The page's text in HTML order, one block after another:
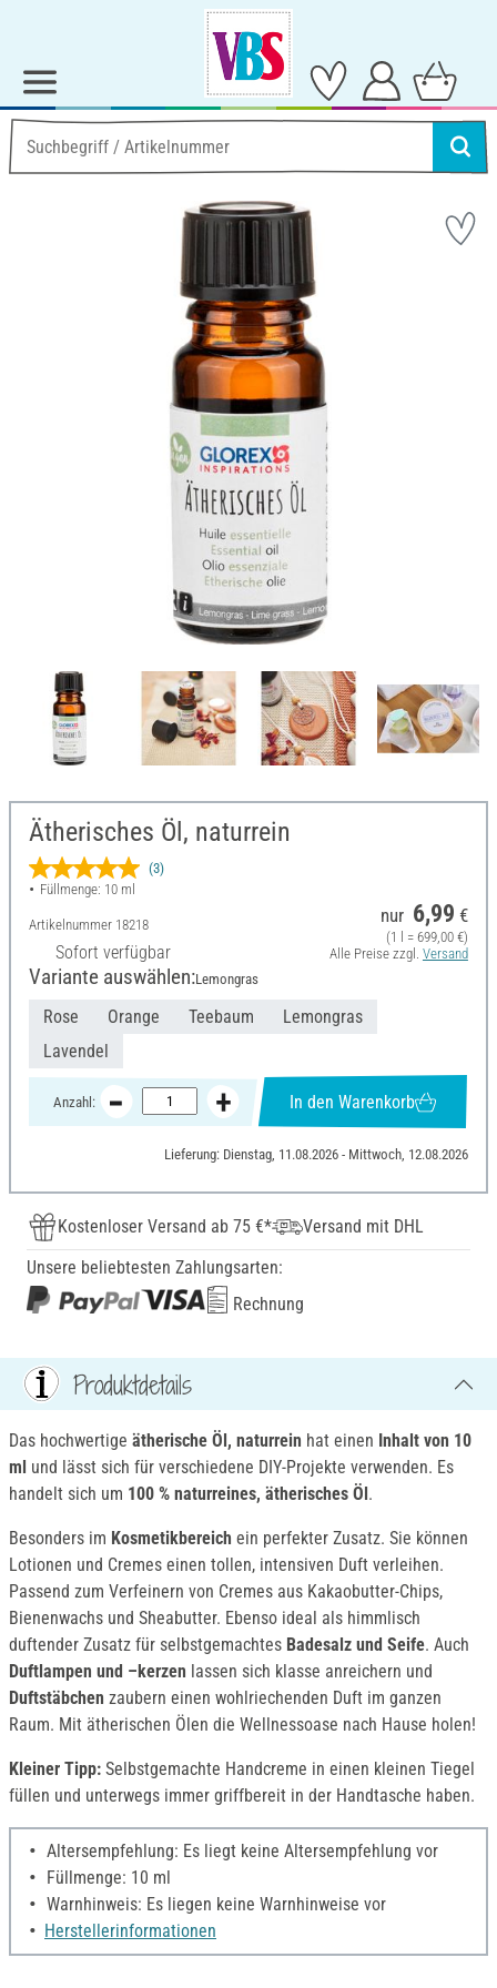
Ätherisches Öl, naturrein
(3)
Füllmenge: 10 ml
Artikelnummer 18218
Sofort verfügbar
nur 6,99 €
(1 l = 699,00 €)
Alle Preise zzgl. Versand
Variante auswählen:Lemongras
Rose Orange Teebaum
Lemongras
Lavendel
Anzahl: In den Warenkorb
Lieferung: Dienstag, 11.08.2026 - Mittwoch, 12.08.2026
Kostenloser Versand ab 75 €*
Versand mit DHL
Unsere beliebtesten Zahlungsarten:
Rechnung
Produktdetails
Das hochwertige ätherische Öl, naturrein hat einen Inhalt von 10
ml und lässt sich für verschiedene DIY-Projekte verwenden. Es
handelt sich um 100 % naturreines, ätherisches Öl.
Besonders im Kosmetikbereich ein perfekter Zusatz. Sie können
Lotionen und Cremes einen tollen, intensiven Duft verleihen.
Passend zum Verfeinern von Cremes aus Kakaobutter-Chips,
Bienenwachs und Sheabutter. Ebenso ideal als himmlisch
duftender Zusatz für selbstgemachtes Badesalz und Seife. Auch
Duftlampen und –kerzen lassen sich klasse anreichern und
Duftstäbchen zaubern einen wohlriechenden Duft im ganzen
Raum. Mit ätherischen Ölen die Wellnessoase nach Hause holen!
Kleiner Tipp: Selbstgemachte Handcreme in einen kleinen Tiegel
füllen und unterwegs immer griffbereit in der Handtasche haben.
Altersempfehlung: Es liegt keine Altersempfehlung vor
Füllmenge: 10 ml
Warnhinweis: Es liegen keine Warnhinweise vor
Herstellerinformationen